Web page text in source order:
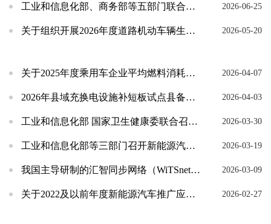
工业和信息化部、商务部等五部门联合启动2026年新能源汽车下乡活动 2026-06-25
关于组织开展2026年度道路机动车辆生产企业及产品生产一致性监督检查工作的通知 2026-05-20
关于2025年度乘用车企业平均燃料消耗量与新能源汽车积分情况的公示 2026-04-07
2026年县域充换电设施补短板试点县备案审查及2024—2025年县域充换电设施补短板试点... 2026-04-03
工业和信息化部 国家卫生健康委联合召开2026年推进医疗装备发展应用领导小组工作会议 2026-03-30
工业和信息化部等三部门召开新能源汽车行业企业座谈会 2026-03-19
我国主导研制的汇智同步网络（WiTSnet）工业通信系列国际标准成功立项 2026-03-09
关于2022及以前年度新能源汽车推广应用补助资金清算审核结果申诉复核情况的公示 2026-02-27